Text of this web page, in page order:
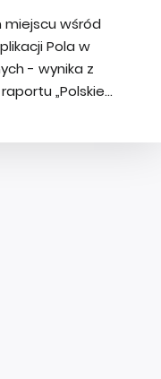
miejscu wśród
Pola w
- wynika z
„Polskie...